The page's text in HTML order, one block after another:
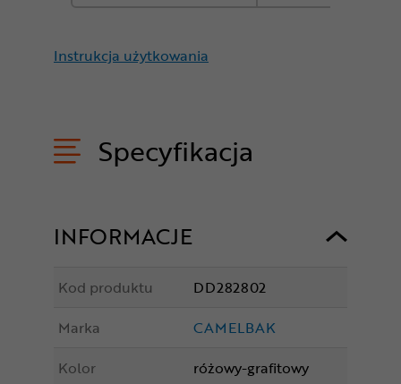
Instrukcja użytkowania
Specyfikacja
INFORMACJE
Kod produktu
DD282802
Marka
CAMELBAK
Kolor
różowy-grafitowy